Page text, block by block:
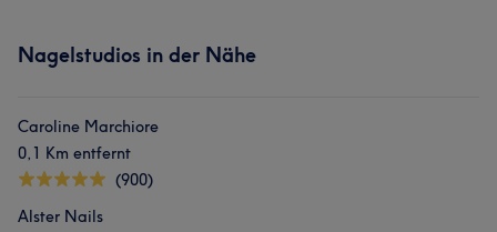
Nagelstudios in der Nähe
Caroline Marchiore
0,1 Km entfernt
(900)
Alster Nails